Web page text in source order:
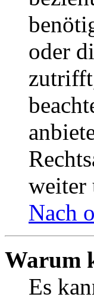
oder
weiter
Nach
Warum
Es